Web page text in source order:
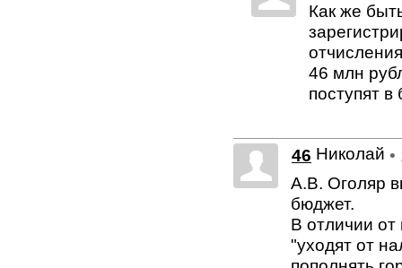
Как же
46 млн
поступят
46 Николай
А.В. Оголяр
бюджет.
В отличии
"уходят от